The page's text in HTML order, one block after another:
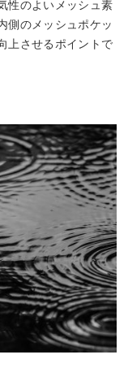
性のよいメッシュ素
側のメッシュポケッ
上させるポイントで